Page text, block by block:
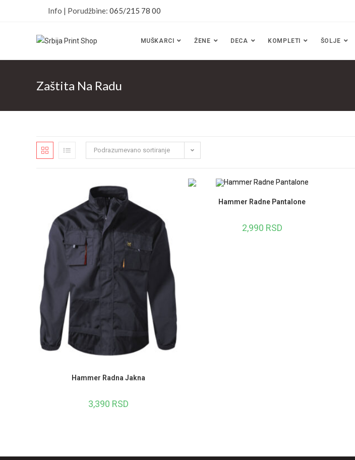
Info | Porudžbine: 065/215 78 00
MUŠKARCI ŽENE DECA KOMPLETI ŠOLJE
Zaštita Na Radu
Podrazumevano sortiranje
Hammer Radna Jakna
3,390 RSD
Hammer Radne Pantalone
2,990 RSD